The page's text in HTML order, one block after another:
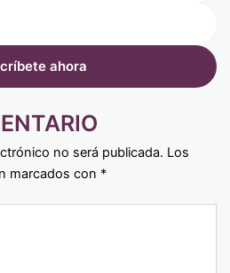
no será publicada. Los
marcados con *